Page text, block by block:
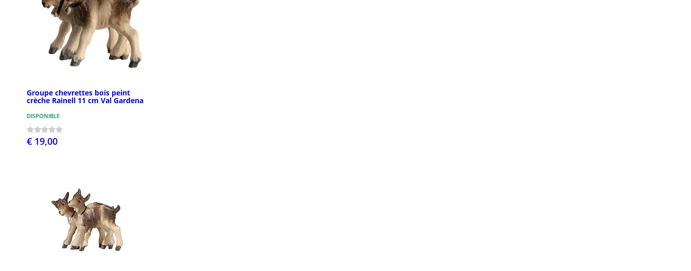
Groupe chevrettes bois peint
crèche Rainell 11 cm Val Gardena
DISPONIBLE
€ 19,00